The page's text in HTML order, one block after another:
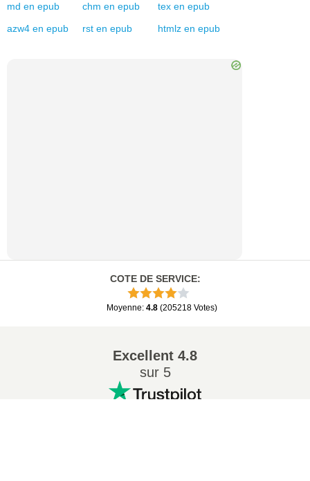
md en epub chm en epub tex en epub
azw4 en epub rst en epub htmlz en epub
COTE DE SERVICE:
Moyenne: 4.8 (205218 Votes)
Excellent 4.8
sur 5